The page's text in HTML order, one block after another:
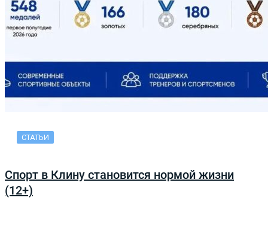
СТАТЬИ
Спорт в Клину становится нормой жизни
(12+)